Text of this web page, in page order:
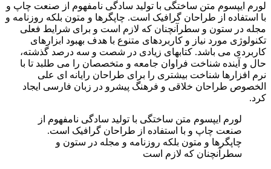
لورم ایپسوم متن ساختگی با تولید سادگی نامفهوم از صنعت چاپ و
با استفاده از طراحان گرافیک است. چاپگرها و متون بلکه روزنامه و
مجله در ستون و سطرآنچنان که لازم است و برای شرایط فعلی
تکنولوژی مورد نیاز و کاربردهای متنوع با هدف بهبود ابزارهای
کاربردی می باشد. کتابهای زیادی در شصت و سه درصد گذشته،
حال و آینده شناخت فراوان جامعه و متخصصان را می طلبد تا با
نرم افزارها شناخت بیشتری را برای طراحان رایانه ای علی
الخصوص طراحان خلاقی و فرهنگ پیشرو در زبان فارسی ایجاد
کرد.
لورم ایپسوم متن ساختگی با تولید سادگی نامفهوم از
صنعت چاپ و با استفاده از طراحان گرافیک است.
چاپگرها و متون بلکه روزنامه و مجله در ستون و
سطرآنچنان که لازم است